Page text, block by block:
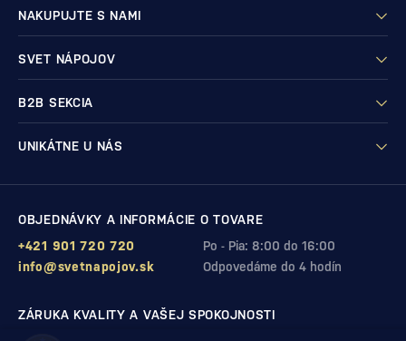
NAKUPUJTE S NAMI
SVET NÁPOJOV
B2B SEKCIA
UNIKÁTNE U NÁS
OBJEDNÁVKY A INFORMÁCIE O TOVARE
Po - Pia: 8:00 do 16:00
+421 901 720 720
Odpovedáme do 4 hodín
info@svetnapojov.sk
ZÁRUKA KVALITY A VAŠEJ SPOKOJNOSTI